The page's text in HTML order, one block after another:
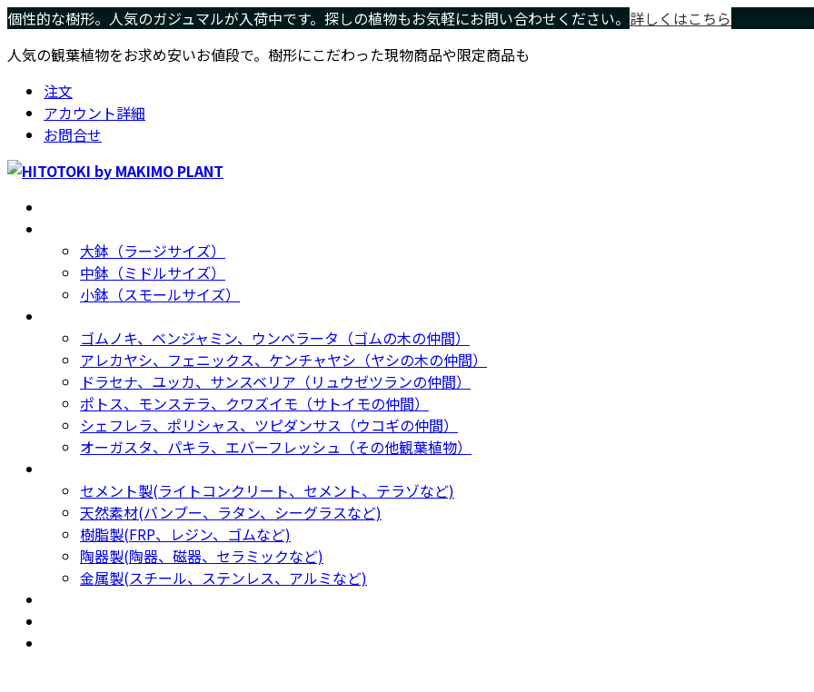
コ
テ
キ
ナ
ゲ
に
個性的な樹形。人気のガジュマルが入荷中です。探しの植物もお気軽にお問い合わせください。 詳しくはこちら
人気の観葉植物をお求め安いお値段で。樹形にこだわった現物商品や限定商品も
注文
アカウント詳細
お問合せ
大鉢（ラージサイズ）
中鉢（ミドルサイズ）
小鉢（スモールサイズ）
ゴムノキ、ベンジャミン、ウンベラータ（ゴムの木の仲間）
アレカヤシ、フェニックス、ケンチャヤシ（ヤシの木の仲間）
ドラセナ、ユッカ、サンスベリア（リュウゼツランの仲間）
ポトス、モンステラ、クワズイモ（サトイモの仲間）
シェフレラ、ポリシャス、ツピダンサス（ウコギの仲間）
オーガスタ、パキラ、エバーフレッシュ（その他観葉植物）
セメント製(ライトコンクリート、セメント、テラゾなど)
天然素材(バンブー、ラタン、シーグラスなど)
樹脂製(FRP、レジン、ゴムなど)
陶器製(陶器、磁器、セラミックなど)
金属製(スチール、ステンレス、アルミなど)